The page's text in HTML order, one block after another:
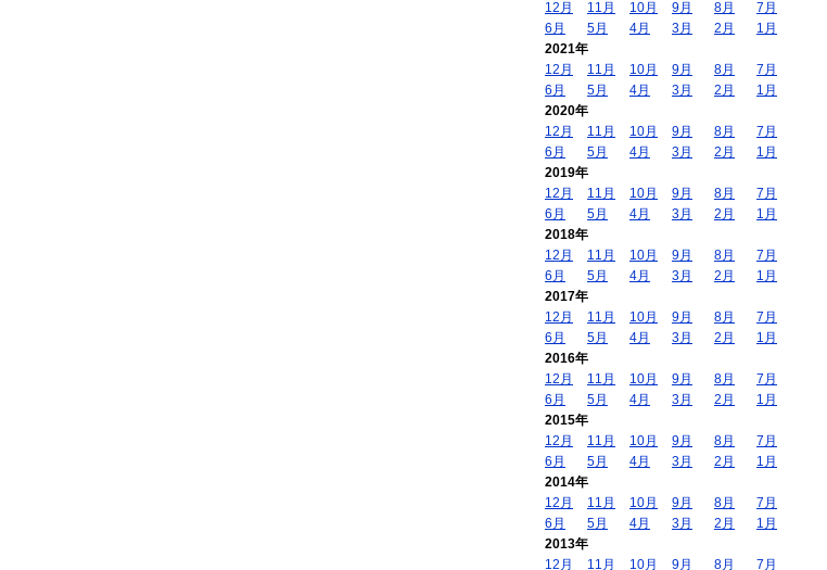
12月
11月 10月 9月 8月
7月
6月
5月 4月 3月 2月
1月
2021年
12月
11月 10月 9月 8月
7月
6月
5月 4月 3月 2月
1月
2020年
12月
11月 10月 9月 8月
7月
6月
5月 4月 3月 2月
1月
2019年
12月
11月 10月 9月 8月
7月
6月
5月 4月 3月 2月
1月
2018年
12月
11月 10月 9月 8月
7月
6月
5月 4月 3月 2月
1月
2017年
12月
11月 10月 9月 8月
7月
6月
5月 4月 3月 2月
1月
2016年
12月
11月 10月 9月 8月
7月
6月
5月 4月 3月 2月
1月
2015年
12月
11月 10月 9月 8月
7月
6月
5月 4月 3月 2月
1月
2014年
12月
11月 10月 9月 8月
7月
6月
5月 4月 3月 2月
1月
2013年
12月
11月 10月 9月 8月 7月